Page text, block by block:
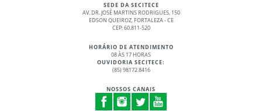
SEDE DA SECITECE
AV. DR. JOSÉ MARTINS RODRIGUES, 150
EDSON QUEIROZ, FORTALEZA - CE
CEP: 60.811-520
HORÁRIO DE ATENDIMENTO
08 ÀS 17 HORAS
OUVIDORIA SECITECE:
(85) 98172 8416
NOSSOS CANAIS